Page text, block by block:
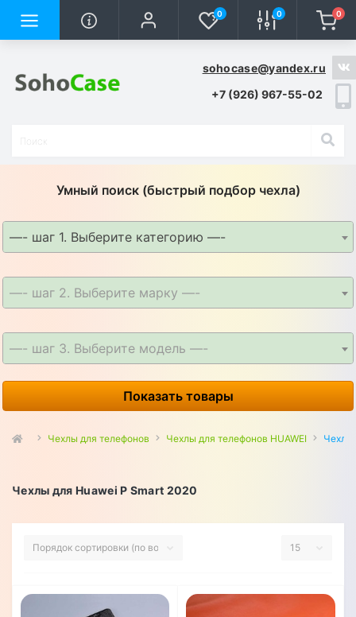
0 0 0
sohocase@yandex.ru
+7 (926) 967-55-02
Умный поиск (быстрый подбор чехла)
—- шаг 1. Выберите категорию —-
—- шаг 2. Выберите марку —-
—- шаг 3. Выберите модель —-
Показать товары
Чехлы для телефонов Чехлы для телефонов HUAWEI Чехлы
Чехлы для Huawei P Smart 2020